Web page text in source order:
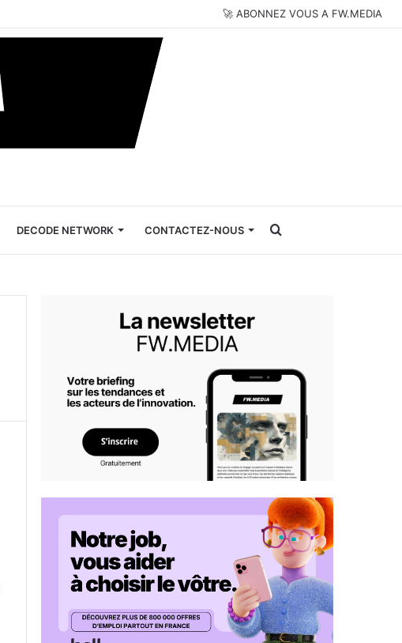
🚀 ABONNEZ VOUS A FW.MEDIA
DECODE NETWORK CONTACTEZ-NOUS Rechercher